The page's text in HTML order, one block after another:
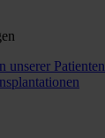
unserer Patienten